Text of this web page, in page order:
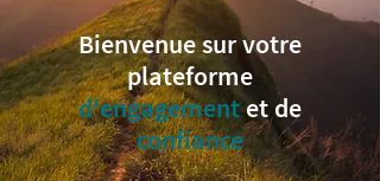
Bienvenue sur votre
plateforme
d'engagementet de
confiance